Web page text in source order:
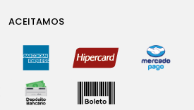
ACEITAMOS